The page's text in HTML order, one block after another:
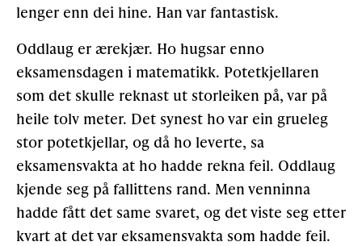
lenger enn dei hine. Han var fantastisk.
Oddlaug er ærekjær. Ho hugsar enno
eksamensdagen i matematikk. Potetkjellaren
som det skulle reknast ut storleiken på, var på
heile tolv meter. Det synest ho var ein grueleg
stor potetkjellar, og då ho leverte, sa
eksamensvakta at ho hadde rekna feil. Oddlaug
kjende seg på fallittens rand. Men venninna
hadde fått det same svaret, og det viste seg etter
kvart at det var eksamensvakta som hadde feil.